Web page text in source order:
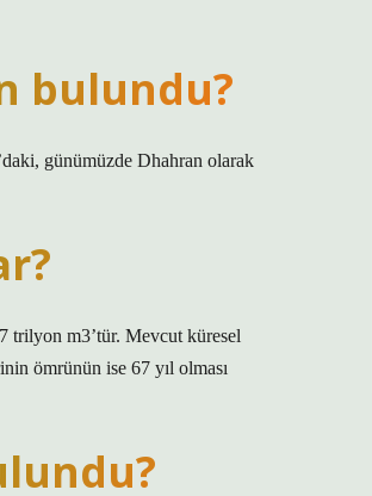
bulundu?
günümüzde Dhahran olarak
trilyon m3’tür. Mevcut küresel
ömrünün ise 67 yıl olması